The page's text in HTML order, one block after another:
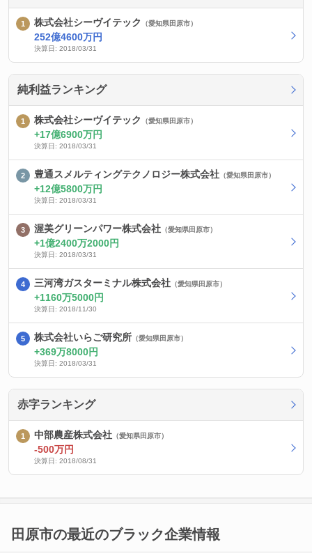
株式会社シーヴイテック （愛知県田原市）
252億4600万円
決算日: 2018/03/31
純利益ランキング
株式会社シーヴイテック （愛知県田原市）
17億6900万円
決算日: 2018/03/31
豊通スメルティングテクノロジー株式会社 （愛知県田原市）
12億5800万円
決算日: 2018/03/31
渥美グリーンパワー株式会社 （愛知県田原市）
1億2400万2000円
決算日: 2018/03/31
三河湾ガスターミナル株式会社 （愛知県田原市）
1160万5000円
決算日: 2018/11/30
株式会社いらご研究所 （愛知県田原市）
369万8000円
決算日: 2018/03/31
赤字ランキング
中部農産株式会社 （愛知県田原市）
-500万円
決算日: 2018/08/31
田原市の最近のブラック企業情報